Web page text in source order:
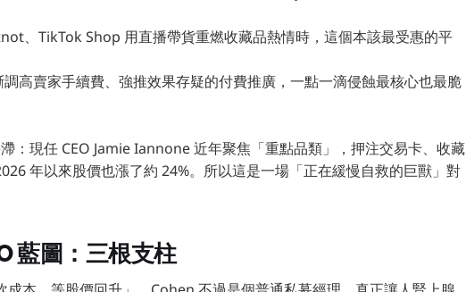
、TikTok Shop 用直播帶貨重燃收藏品熱情時，這個本該最受惠的平
高賣家手續費、強推效果存疑的付費推廣，一點一滴侵蝕最核心也最脆
：現任 CEO Jamie Iannone 近年聚焦「重點品類」，押注交易卡、收藏
年以來股價也漲了約 24%。所以這是一場「正在緩慢自救的巨獸」對
藍圖：三根支柱